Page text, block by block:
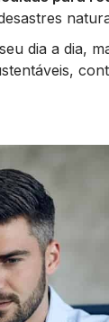
dia a dia,